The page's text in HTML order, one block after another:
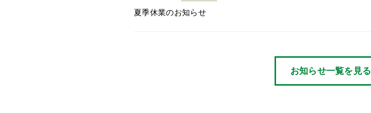
夏季休業のお知らせ
お知らせ一覧を見る